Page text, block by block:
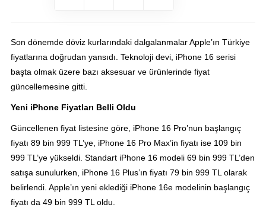
Son dönemde döviz kurlarındaki dalgalanmalar Apple’ın Türkiye
fiyatlarına doğrudan yansıdı. Teknoloji devi, iPhone 16 serisi
başta olmak üzere bazı aksesuar ve ürünlerinde fiyat
güncellemesine gitti.
Yeni iPhone Fiyatları Belli Oldu
Güncellenen fiyat listesine göre, iPhone 16 Pro’nun başlangıç
fiyatı 89 bin 999 TL’ye, iPhone 16 Pro Max’in fiyatı ise 109 bin
999 TL’ye yükseldi. Standart iPhone 16 modeli 69 bin 999 TL’den
satışa sunulurken, iPhone 16 Plus’ın fiyatı 79 bin 999 TL olarak
belirlendi. Apple’ın yeni eklediği iPhone 16e modelinin başlangıç
fiyatı da 49 bin 999 TL oldu.